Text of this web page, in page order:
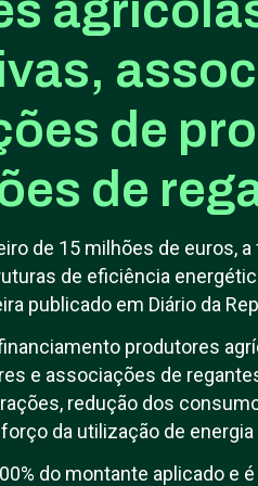
de
de
de 15 milhões de euros,
de eficiência
publicado em Diário da
produtores
e associações de
redução dos
da utilização de
do montante aplicado e